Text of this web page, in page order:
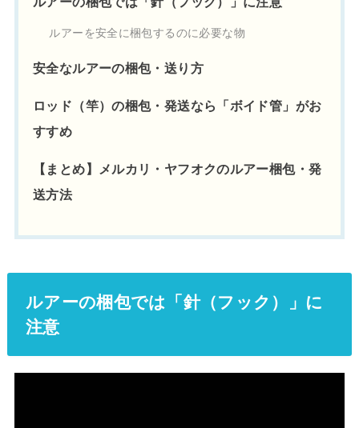
ルアーを安全に梱包するのに必要な物
安全なルアーの梱包・送り方
ロッド（竿）の梱包・発送なら「ボイド管」がお
すすめ
【まとめ】メルカリ・ヤフオクのルアー梱包・発
送方法
ルアーの梱包では「針（フック）」に
注意